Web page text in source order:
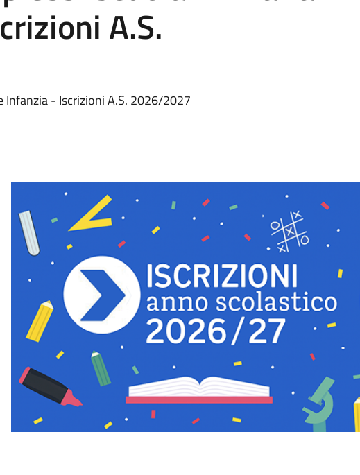
A.S.
Infanzia - Iscrizioni A.S. 2026/2027